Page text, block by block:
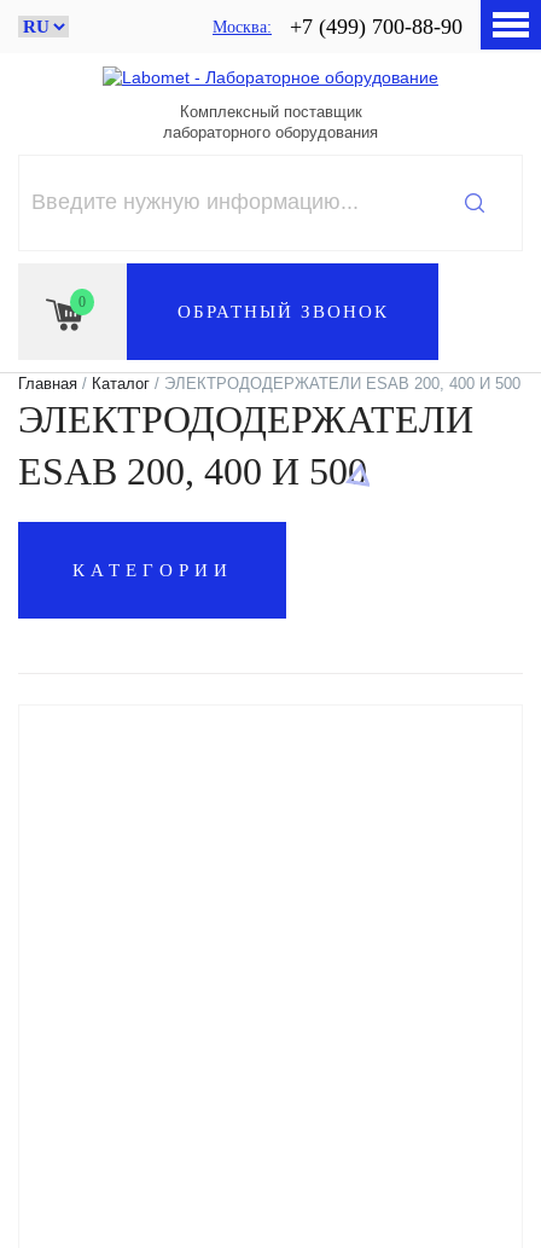
Москва +7 (499) 700-88-90
Комплексный поставщик
лабораторного оборудования
0 ОБРАТНЫЙ ЗВОНОК
Главная / Каталог / ЭЛЕКТРОДОДЕРЖАТЕЛИ ESAB 200, 400 И 500
ЭЛЕКТРОДОДЕРЖАТЕЛИ
ESAB 200, 400 И 500
КАТЕГОРИИ